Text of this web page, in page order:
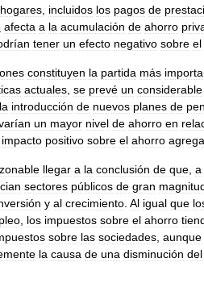
hogares incluidos los pagos de
afecta a la acumulación de ahorro
tener un efecto negativo sobre el
constituyen la partida más
actuales se prevé un considerable
la introducción de nuevos planes de
un mayor nivel de ahorro en
impacto positivo sobre el ahorro
llegar a la conclusión de que a
sectores públicos de gran
y al crecimiento Al igual que
los impuestos sobre el ahorro
sobre las sociedades aunque
la causa de una disminución del